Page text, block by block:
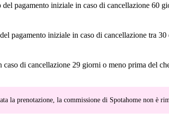
pagamento iniziale in caso di cancellazione 60
pagamento iniziale in caso di cancellazione tra
caso di cancellazione 29 giorni o meno prima del
la prenotazione, la commissione di Spotahome non è